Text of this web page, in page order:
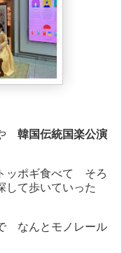
韓国伝統国楽公演
ッポギ食べて そろ
して歩いていった
なんとモノレール